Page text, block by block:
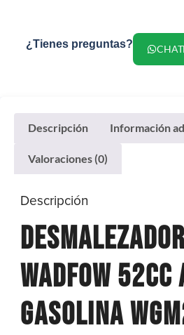
¿Tienes preguntas?
Descripción Información
Valoraciones (0)
Descripción
Wadfow 52cc
Gasolina